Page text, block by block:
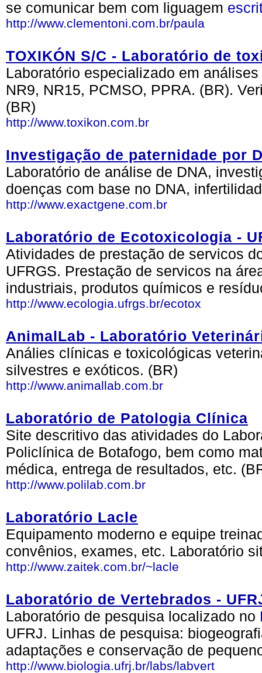
se comunicar bem com liguagem
http://www.clementoni.com.br/paula
TOXIKÓN S/C - Laboratório de
Laboratório especializado em
NR9, NR15, PCMSO, PPRA. (BR).
(BR)
http://www.toxikon.com.br
Investigação de paternidade por
Laboratório de análise de DNA,
doenças com base no DNA,
http://www.exactgene.com.br
Laboratório de Ecotoxicologia -
Atividades de prestação de servicos
UFRGS. Prestação de servicos na
industriais, produtos químicos e
http://www.ecologia.ufrgs.br/ecotox
AnimalLab - Laboratório
Análies clínicas e toxicológicas
silvestres e exóticos. (BR)
http://www.animallab.com.br
Laboratório de Patologia Clínica
Site descritivo das atividades do
Policlínica de Botafogo, bem como
médica, entrega de resultados, etc.
http://www.polilab.com.br
Laboratório Lacle
Equipamento moderno e equipe
convênios, exames, etc. Laboratório
http://www.zaitek.com.br/~lacle
Laboratório de Vertebrados -
Laboratório de pesquisa localizado no
UFRJ. Linhas de pesquisa:
adaptações e conservação de
http://www.biologia.ufrj.br/labs/labvert